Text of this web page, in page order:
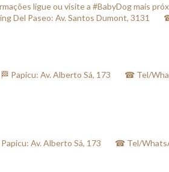
ligue ou visite a #BabyDog mais
Del Paseo: Av. Santos Dumont,
Papicu: Av. Alberto Sá, 173⠀⠀ ☎ Tel/